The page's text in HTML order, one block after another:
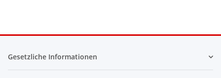
Gesetzliche Informationen